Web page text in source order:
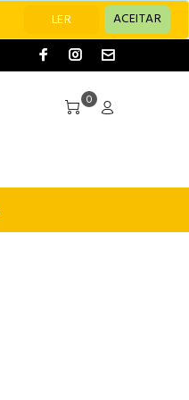
LER ACEITAR
0